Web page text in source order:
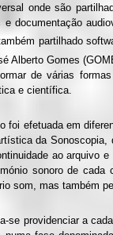
onde são
documentação
partilhado
Alberto Gomes
de várias
e científica.
foi efetuada em
da
ao arquivo
sonoro de cada
som, mas também
se providenciar a